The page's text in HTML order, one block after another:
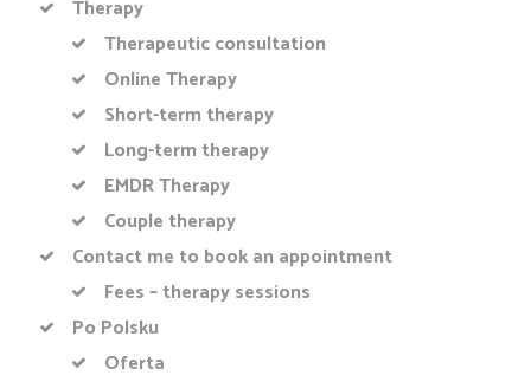
Therapy
Therapeutic consultation
Online Therapy
Short-term therapy
Long-term therapy
EMDR Therapy
Couple therapy
Contact me to book an appointment
Fees – therapy sessions
Po Polsku
Oferta